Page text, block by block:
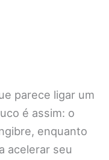
parece ligar um
é assim: o
enquanto
acelerar seu